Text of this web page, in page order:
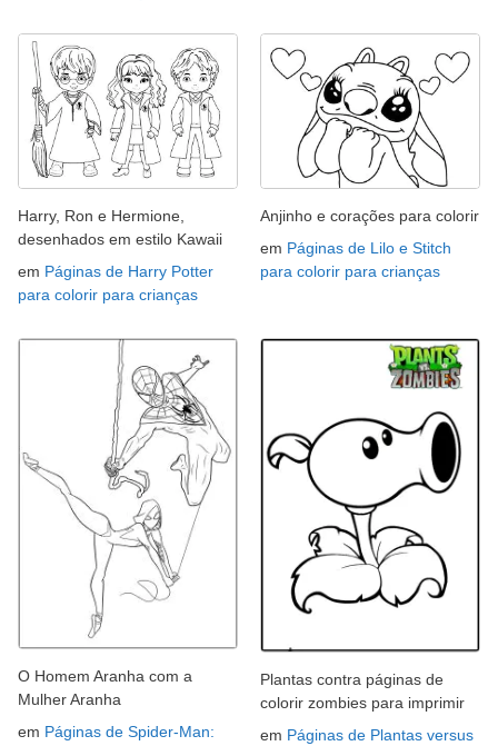
Harry, Ron e Hermione,
desenhados em estilo Kawaii
em Páginas de Harry Potter
para colorir para crianças
Anjinho e corações para colorir
em Páginas de Lilo e Stitch
para colorir para crianças
O Homem Aranha com a
Mulher Aranha
em Páginas de Spider-Man:
Plantas contra páginas de
colorir zombies para imprimir
em Páginas de Plantas versus